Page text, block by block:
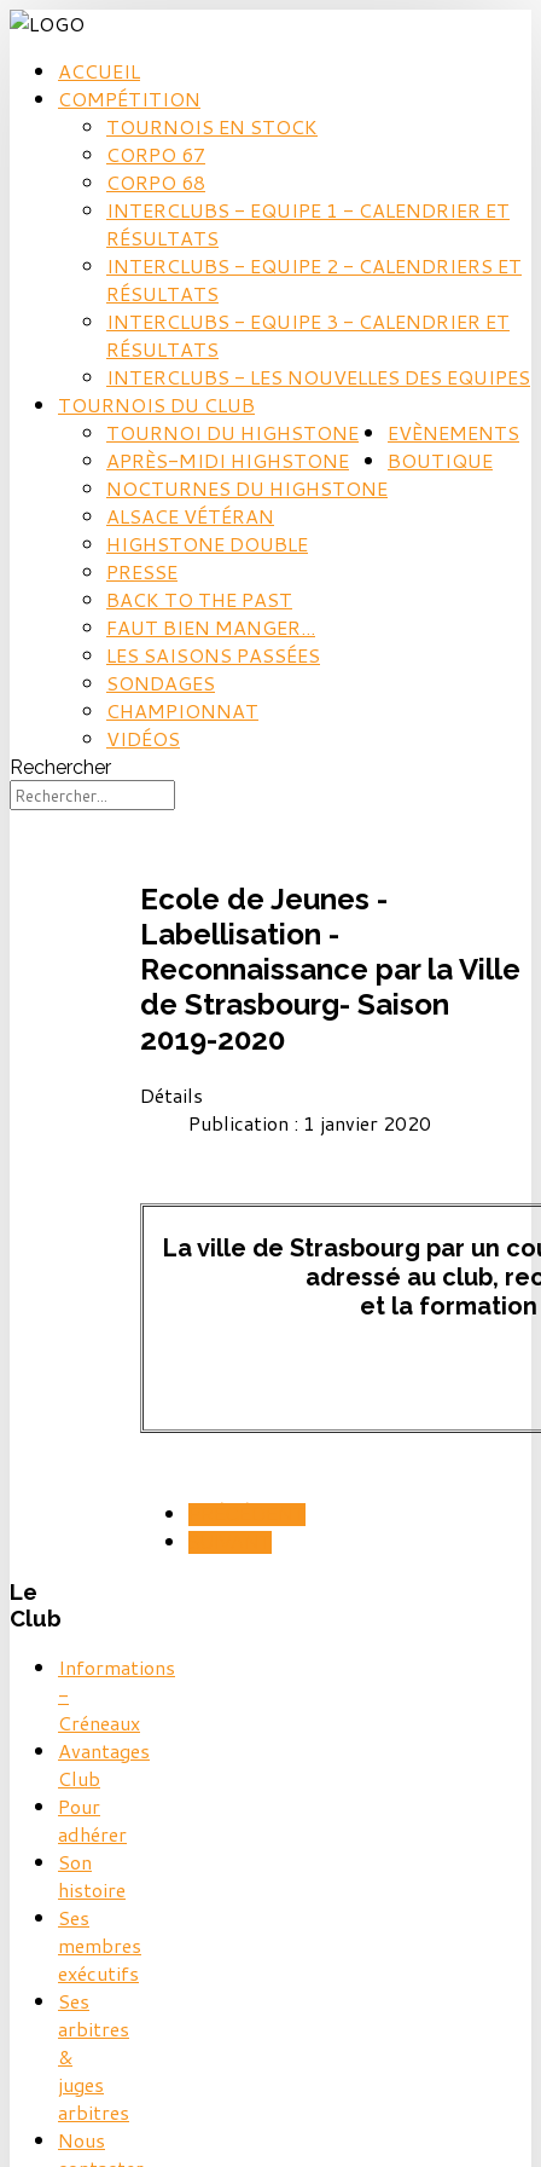
ACCUEIL
COMPÉTITION
TOURNOIS EN STOCK
CORPO 67
CORPO 68
INTERCLUBS - EQUIPE 1 - CALENDRIER ET
RÉSULTATS
INTERCLUBS - EQUIPE 2 - CALENDRIERS ET
RÉSULTATS
INTERCLUBS - EQUIPE 3 - CALENDRIER ET
RÉSULTATS
INTERCLUBS - LES NOUVELLES DES EQUIPES
TOURNOIS DU CLUB
TOURNOI DU HIGHSTONE
APRÈS-MIDI HIGHSTONE
NOCTURNES DU HIGHSTONE
ALSACE VÉTÉRAN
HIGHSTONE DOUBLE
EVÈNEMENTS
PRESSE
BACK TO THE PAST
FAUT BIEN MANGER...
LES SAISONS PASSÉES
SONDAGES
CHAMPIONNAT
VIDÉOS
BOUTIQUE
Rechercher
Ecole de Jeunes -
Labellisation -
Reconnaissance par la Ville
de Strasbourg- Saison
2019-2020
Détails
Publication : 1 janvier 2020
La ville de Strasbourg par un
adressé au club,
et la
Le
Club
Informations
-
Créneaux
Avantages
Club
Pour
adhérer
Son
histoire
Ses
membres
exécutifs
Ses
arbitres
&
juges
arbitres
Nous